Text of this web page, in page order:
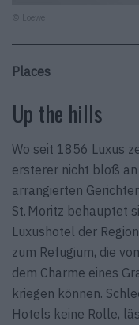
Places
Up the hills
Wo seit 1856 Luxus
ersterer nicht bloß
arrangierten
St. Moritz behauptet
Luxushotel der
zum Refugium, die
dem Charme eines
kriegen können.
Hotels keine Rolle,